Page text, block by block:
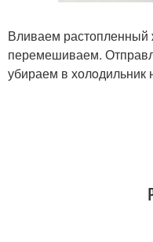
Вливаем растопленный
перемешиваем.
убираем в холoдильник